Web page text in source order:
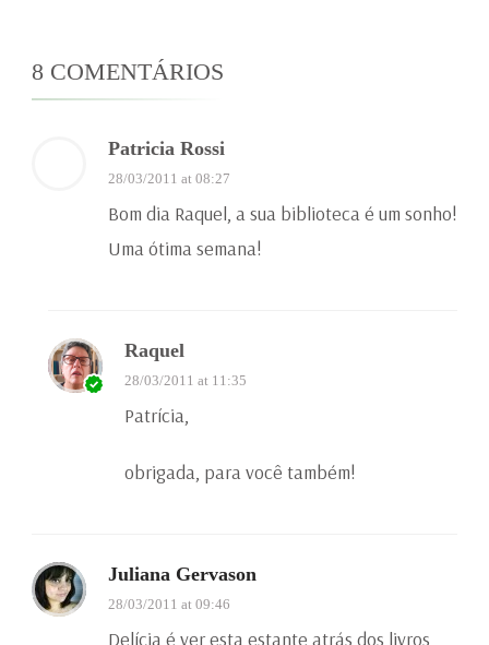
8 COMENTÁRIOS
Patricia Rossi
28/03/2011 at 08:27
Bom dia Raquel, a sua biblioteca é um sonho!
Uma ótima semana!
Raquel
28/03/2011 at 11:35
Patrícia,
obrigada, para você também!
Juliana Gervason
28/03/2011 at 09:46
Delícia é ver esta estante atrás dos livros